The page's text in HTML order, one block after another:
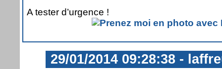
A tester d’urgence !
29/01/2014 09:28:38 -